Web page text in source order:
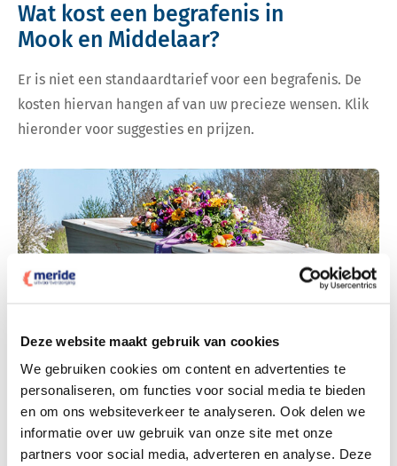
Deze website maakt gebruik van cookies
We gebruiken cookies om content en advertenties te
personaliseren, om functies voor social media te bieden
en om ons websiteverkeer te analyseren. Ook delen we
informatie over uw gebruik van onze site met onze
partners voor social media, adverteren en analyse. Deze
Wat kost een begrafenis in
Mook en Middelaar?
Er is niet een standaardtarief voor een begrafenis. De
kosten hiervan hangen af van uw precieze wensen. Klik
hieronder voor suggesties en prijzen.
Dit kost een begrafenis
Bekijk tarieven voor begrafenis
Bekijk tarieven voor crematie